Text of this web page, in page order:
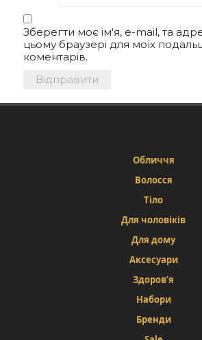
Зберегти моє ім'я, e-mail, та
цьому браузері для моїх
коментарів.
Обличчя
Волосся
Тіло
Для чоловіків
Для дому
Аксесуари
Здоров’я
Набори
Бренди